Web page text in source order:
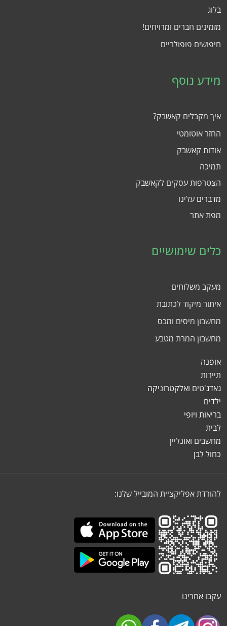
בלוג
מזמינים חברים ומרויחים!
חיפושים פופולריים
מידע נוסף
איך מקבלים קאשבק?
החזר אוטומטי
אודות קאשבק
תמיכה
הצטרפות עסקים לקאשבק
מדברים עלינו
מפת אתר
כלים שימושיים
מעקב משלוחים
איתור מיקוד לכתובת
מחשבון מיסים ומכס
מחשבון המרת מטבע
אופנה
תיירות
גאדג'טים ואלקטרוניקה
ילדים
בריאות ויופי
לבית
מחשבים ואונליין
כחול לבן
להורדת אפליקציית המובייל שלנו:
עקבו אחרינו